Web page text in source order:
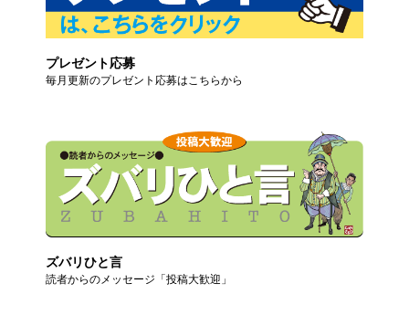
プレゼント応募
毎月更新のプレゼント応募はこちらから
ズバリひと言
読者からのメッセージ「投稿大歓迎」